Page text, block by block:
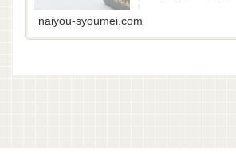
書士 大倉雄偉（第
〒630-83-0252 奈
naiyou-syoumei.com